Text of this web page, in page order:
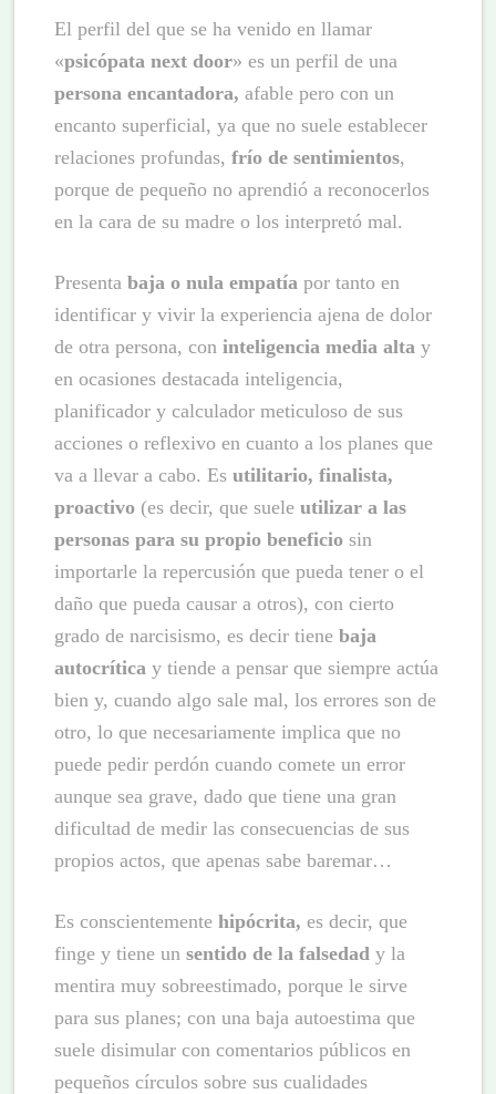
El perfil del que se ha venido en llamar
«psicópata next door» es un perfil de una
persona encantadora, afable pero con un
encanto superficial, ya que no suele establecer
relaciones profundas,frío de sentimientos,
porque de pequeño no aprendió a reconocerlos
en la cara de su madre o los interpretó mal.
Presentabaja o nula empatía por tanto en
identificar y vivir la experiencia ajena de dolor
de otra persona, coninteligencia media alta y
en ocasiones destacada inteligencia,
planificador y calculador meticuloso de sus
acciones o reflexivo en cuanto a los planes que
va a llevar a cabo. Esutilitario, finalista,
proactivo (es decir, que sueleutilizar a las
personas para su propio beneficio sin
importarle la repercusión que pueda tener o el
daño que pueda causar a otros), con cierto
grado de narcisismo, es decir tienebaja
autocrítica y tiende a pensar que siempre actúa
bien y, cuando algo sale mal, los errores son de
otro, lo que necesariamente implica que no
puede pedir perdón cuando comete un error
aunque sea grave, dado que tiene una gran
dificultad de medir las consecuencias de sus
propios actos, que apenas sabe baremar…
Es conscientementehipócrita, es decir, que
finge y tiene unsentido de la falsedad y la
mentira muy sobreestimado, porque le sirve
para sus planes; con una baja autoestima que
suele disimular con comentarios públicos en
pequeños círculos sobre sus cualidades